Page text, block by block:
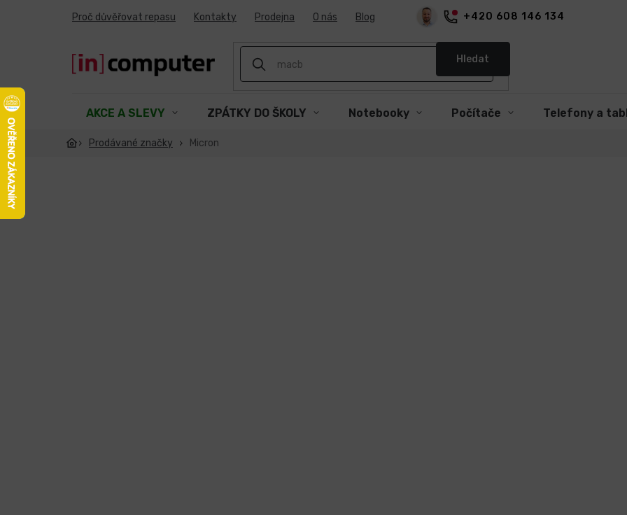
+420 608 146 134
Proč důvěřovat repasu Kontakty Prodejna O nás Blog
Hledat
AKCE A SLEVY ZPÁTKY DO ŠKOLY Notebooky Počítače Telefony a
Prodávané značky Micron